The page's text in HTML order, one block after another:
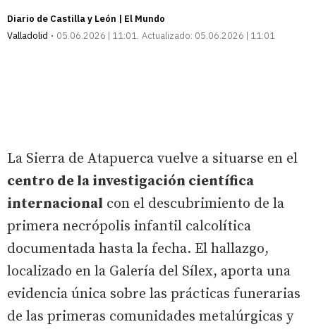
Diario de Castilla y León | El Mundo
Valladolid
05.06.2026 | 11:01 Actualizado: 05.06.2026 | 11:01
La Sierra de Atapuerca vuelve a situarse en el
centro de la investigación científica
internacional con el descubrimiento de la
primera necrópolis infantil calcolítica
documentada hasta la fecha. El hallazgo,
localizado en la Galería del Sílex, aporta una
evidencia única sobre las prácticas funerarias
de las primeras comunidades metalúrgicas y